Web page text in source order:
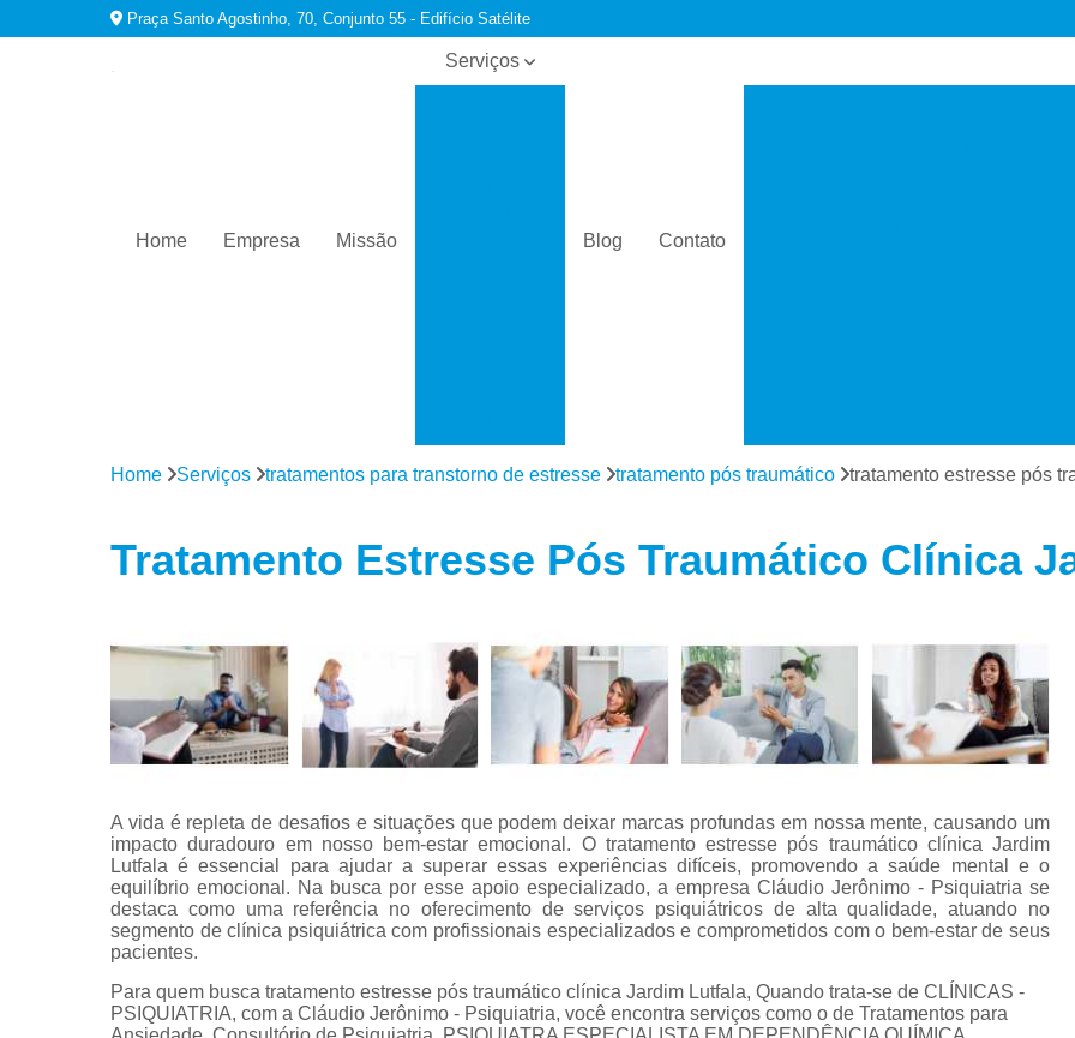
Praça Santo Agostinho, 70, Conjunto 55 - Edifício Satélite
Home Empresa Missão
Serviços
dependência
Tratamentos
Tratamentos
para insônia
Tratamentos
para
transtorno
bipolar
para
transtorno de
estresse
Tratamentos
para
transtorno do
Blog Contato
Especialista em
Especialista em
Especialista
Especialista em
Especialista em
Especialista em
Especialista
Tratamento Alternativo para
Tratamento da
Tratamento para Ansiedade
Tratamento para
Tratamento para Ansiedade São
Home Serviços tratamentos para transtorno de estresse tratamento pós traumático tratamento estresse pós
Tratamento Estresse Pós Traumático Clínica
A vida é repleta de desafios e situações que podem deixar marcas profundas em nossa mente, causando um
impacto duradouro em nosso bem-estar emocional. O tratamento estresse pós traumático clínica Jardim
Lutfala é essencial para ajudar a superar essas experiências difíceis, promovendo a saúde mental e o
equilíbrio emocional. Na busca por esse apoio especializado, a empresa Cláudio Jerônimo - Psiquiatria se
destaca como uma referência no oferecimento de serviços psiquiátricos de alta qualidade, atuando no
segmento de clínica psiquiátrica com profissionais especializados e comprometidos com o bem-estar de seus
pacientes.
Para quem busca tratamento estresse pós traumático clínica Jardim Lutfala, Quando trata-se de CLÍNICAS -
PSIQUIATRIA, com a Cláudio Jerônimo - Psiquiatria, você encontra serviços como o de Tratamentos para